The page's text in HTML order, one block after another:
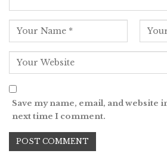
Save my name, email, and website
next time I comment.